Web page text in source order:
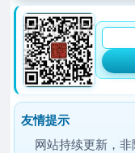
友情提示
网站持续更新，非